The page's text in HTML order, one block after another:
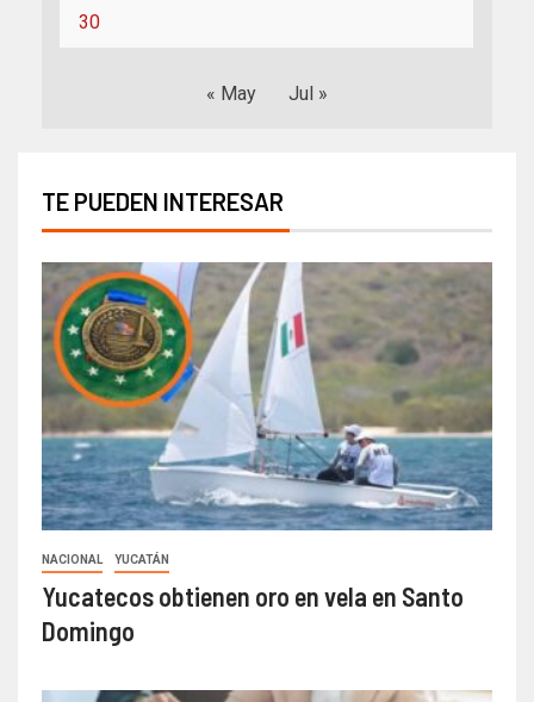
30
« May Jul »
TE PUEDEN INTERESAR
NACIONAL YUCATÁN
Yucatecos obtienen oro en vela en Santo
Domingo